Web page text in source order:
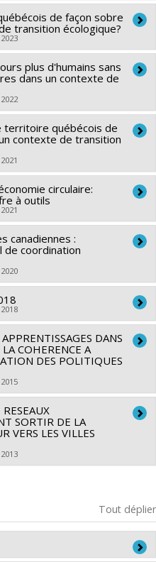
Réseau québécois
Fonds de recherche du
(FQRNT)
de façon sobre
transition écologique?
Conseil de recherches en
Subvention
plus d'humains sans
dans un contexte de
Mercille
Conseil de recherches en
Subvention
territoire québécois de
contexte de transition
Fonds de recherche du
(FQRNT)
(RS) Programme
circulaire:
à outils
Conseil de recherches en
Subvention
d'exploration
canadiennes :
de coordination
,Franck Scherrer
Conseil de recherches en
Conseil de recherches en
Subventions
DANS
COHERENCE A
DES POLITIQUES
, Mario Gauthier
SORTIR DE LA
VERS LES VILLES
Tout déplier